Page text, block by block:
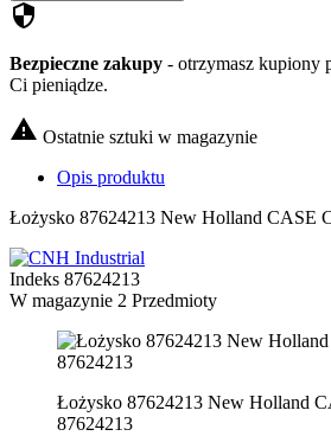
security
Bezpieczne zakupy - otrzymasz kupiony
Ci pieniądze.
 Ostatnie sztuki w magazynie
Opis produktu
Łożysko 87624213 New Holland CASE
Indeks 87624213
W magazynie 2 Przedmioty
Łożysko 87624213 New Holland
87624213